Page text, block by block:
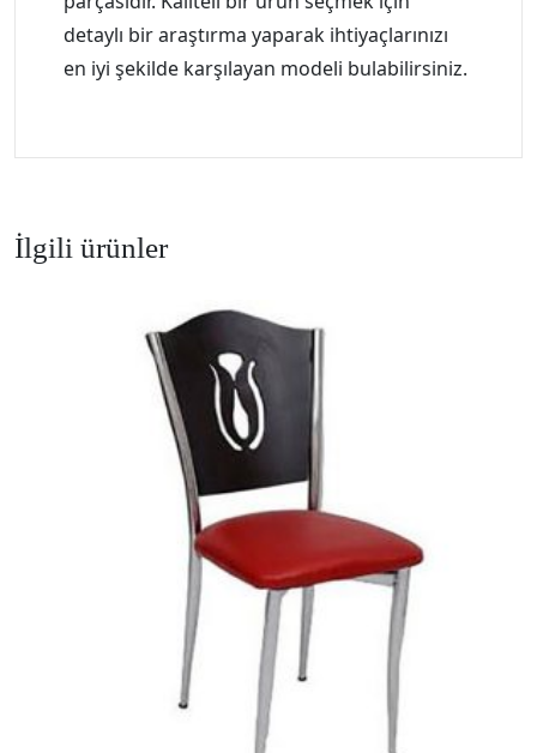
detaylı bir araştırma yaparak ihtiyaçlarınızı
en iyi şekilde karşılayan modeli bulabilirsiniz.
İlgili ürünler